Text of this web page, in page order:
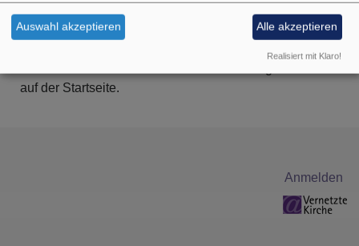
Wir haben ein buntes Angebot. Klickt euch einfach
durch das Menu.
auf der Startseite.
Anmelden
Auswahl akzeptieren Alle akzeptieren
Realisiert mit Klaro!